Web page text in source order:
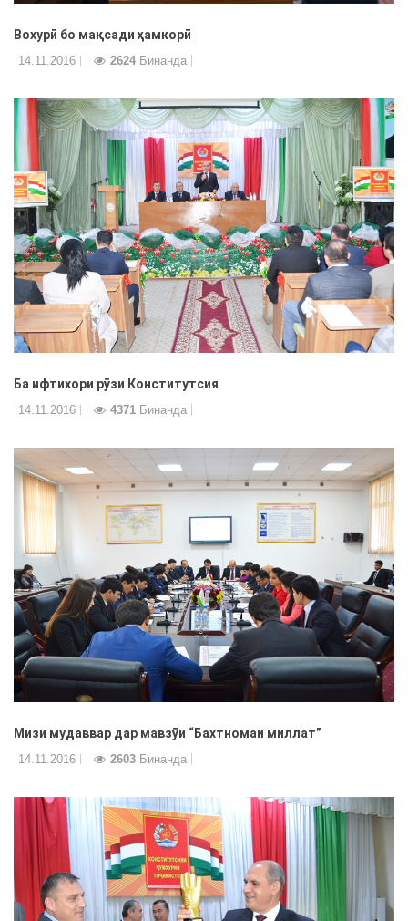
Вохурӣ бо мақсади ҳамкорӣ
14.11.2016 2624 Бинанда
Ба ифтихори рȳзи Конститутсия
14.11.2016 4371 Бинанда
Мизи мудаввар дар мавзȳи “Бахтномаи миллат”
14.11.2016 2603 Бинанда